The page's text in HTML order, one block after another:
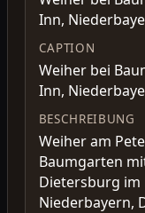
Inn,
CAPTION
Weiher bei
Inn,
BESCHREIBUNG
Weiher am
Baumgarten
Dietersburg im
Niederbayern,